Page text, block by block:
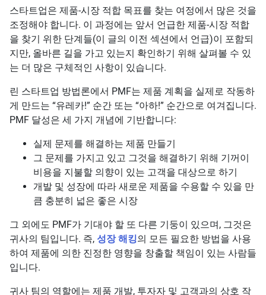
스타트업은 제품-시장 적합 목표를 찾는 여정에서 많은 것을
조정해야 합니다. 이 과정에는 앞서 언급한 제품-시장 적합
을 찾기 위한 단계들(이 글의 이전 섹션에서 언급)이 포함되
지만, 올바른 길을 가고 있는지 확인하기 위해 살펴볼 수 있
는 더 많은 구체적인 사항이 있습니다.
린 스타트업 방법론에서 PMF는 제품 계획을 실제로 작동하
게 만드는 “유레카!” 순간 또는 “아하!” 순간으로 여겨집니다.
PMF 달성은 세 가지 개념에 기반합니다:
실제 문제를 해결하는 제품 만들기
그 문제를 가지고 있고 그것을 해결하기 위해 기꺼이
비용을 지불할 의향이 있는 고객을 대상으로 하기
개발 및 성장에 따라 새로운 제품을 수용할 수 있을 만
큼 충분히 넓은 좋은 시장
그 외에도 PMF가 기대야 할 또 다른 기둥이 있으며, 그것은
귀사의 팀입니다. 즉, 성장 해킹의 모든 필요한 방법을 사용
하여 제품에 의한 진정한 영향을 창출할 책임이 있는 사람들
입니다.
귀사 팀의 역할에는 제품 개발, 투자자 및 고객과의 상호 작